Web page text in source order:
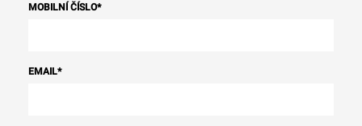
MOBILNÍ ČÍSLO*
EMAIL*